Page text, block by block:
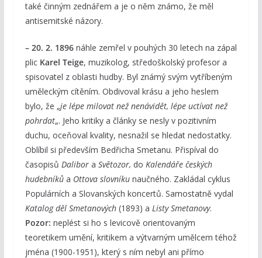
také činným zednářem a je o něm známo, že měl
antisemitské názory.
– 20. 2. 1896náhle zemřel v pouhých 30 letech na zápal
plic Karel Teige, muzikolog, středoškolský profesor a
spisovatel z oblasti hudby. Byl známý svým vytříbeným
uměleckým cítěním. Obdivoval krásu a jeho heslem
bylo, že „je lépe milovat než nenávidět, lépe uctívat než
pohrdat„. Jeho kritiky a články se nesly v pozitivním
duchu, oceňoval kvality, nesnažil se hledat nedostatky.
Oblíbil si především Bedřicha Smetanu. Přispíval do
časopisů Dalibora Světozor, do Kalendáře českých
hudebníkůa Ottova slovníku naučného. Zakládal cyklus
Populárních a Slovanských koncertů. Samostatně vydal
Katalog děl Smetanových(1893) a Listy Smetanovy.
Pozor: neplést si ho s levicově orientovaným
teoretikem umění, kritikem a výtvarným umělcem téhož
jména (1900-1951), který s ním nebyl ani přímo